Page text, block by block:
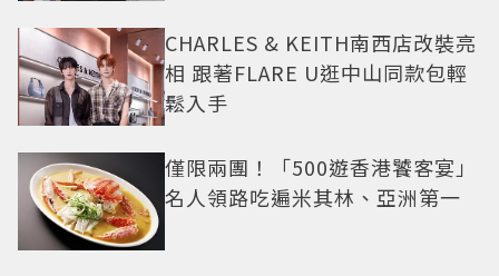
CHARLES & KEITH南西店改裝亮
相 跟著FLARE U逛中山同款包輕
鬆入手
僅限兩團！「500遊香港饕客宴」
名人領路吃遍米其林、亞洲第一